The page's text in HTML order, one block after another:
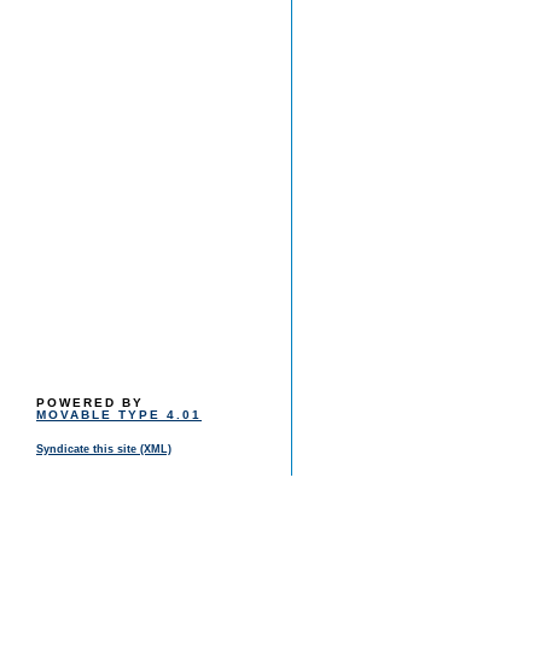
POWERED BY
MOVABLE TYPE 4.01
Syndicate this site (XML)